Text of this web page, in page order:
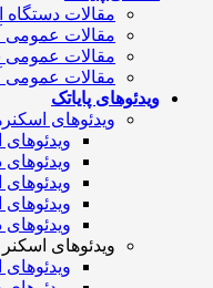
مقالات دستگاه
مقالات عمومی
مقالات عمومی
مقالات عمومی
ویدئوهای پایاتک
ویدئوهای
ویدئوهای
ویدئوهای